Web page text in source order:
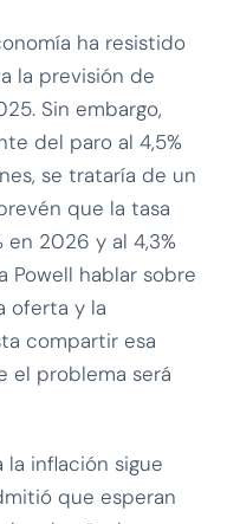
ha resistido
la previsión de
Sin embargo,
del paro al 4,5%
se trataría de un
que la tasa
en 2026 y al 4,3%
Powell hablar sobre
oferta y la
compartir esa
el problema será
la inflación sigue
que esperan